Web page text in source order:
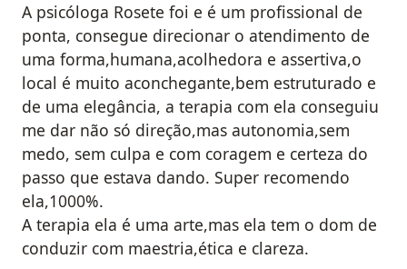
A psicóloga Rosete foi e é um profissional de
ponta, consegue direcionar o atendimento de
uma forma,humana,acolhedora e assertiva,o
local é muito aconchegante,bem estruturado e
de uma elegância, a terapia com ela conseguiu
me dar não só direção,mas autonomia,sem
medo, sem culpa e com coragem e certeza do
passo que estava dando. Super recomendo
ela,1000%.
A terapia ela é uma arte,mas ela tem o dom de
conduzir com maestria,ética e clareza.